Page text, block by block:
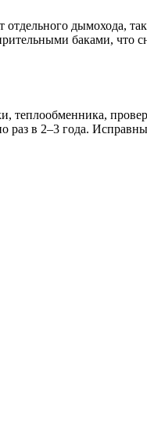
дымохода,
баками, что
теплообменника,
раз в 2–3 года.